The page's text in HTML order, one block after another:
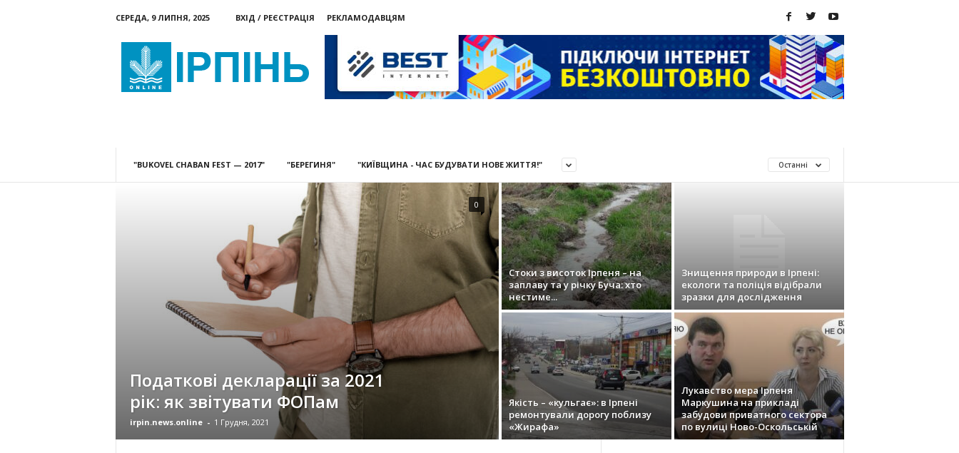
СЕРЕДА, 9 ЛИПНЯ, 2025 ВХІД / РЕЄСТРАЦІЯ
РЕКЛАМОДАВЦЯМ
онлайн
"BUKOVEL CHABAN FEST — 2017" "БЕРЕГИНЯ" "КИЇВЩИНА - ЧАС БУДУВАТИ НОВЕ ЖИТТЯ!" Останні
Податкові декларації за 2021
рік: як звітувати ФОПам
irpin.news.online - 1 Грудня, 2021
0
Стоки з висоток Ірпеня – на
заплаву та у річку Буча: хто
нестиме...
Знищення природи в Ірпені:
екологи та поліція відібрали
зразки для дослідження
Якість – «кульгає»: в Ірпені
ремонтували дорогу поблизу
«Жирафа»
Лукавство мера Ірпеня
Маркушина на прикладі
забудови приватного сектора
по вулиці Ново-Оскольській